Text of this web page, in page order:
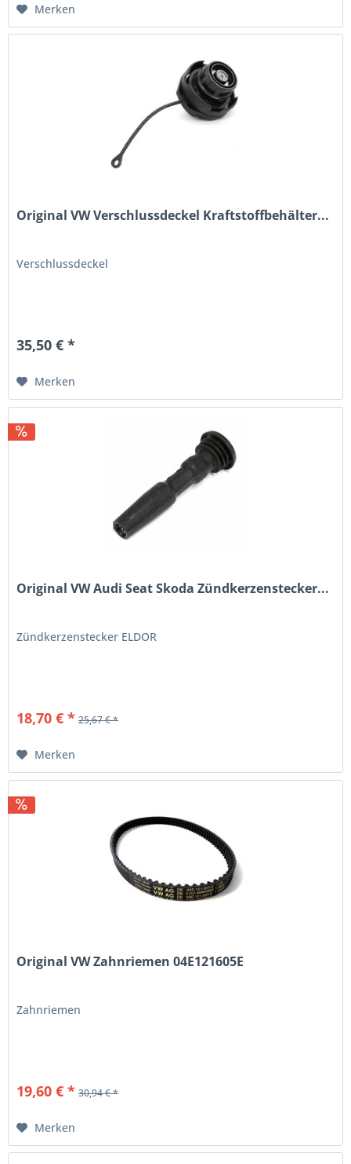
Merken
Original VW Verschlussdeckel Kraftstoffbehälter...
Verschlussdeckel
35,50 € *
Merken
Original VW Audi Seat Skoda Zündkerzenstecker...
Zündkerzenstecker ELDOR
18,70 € * 25,67 € *
Merken
Original VW Zahnriemen 04E121605E
Zahnriemen
19,60 € * 30,94 € *
Merken